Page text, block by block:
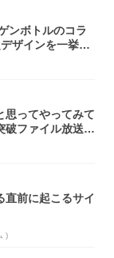
ンボトルのコラ
ザインを一挙紹
思ってやってみて
破ファイル放送で
直前に起こるサイ
)